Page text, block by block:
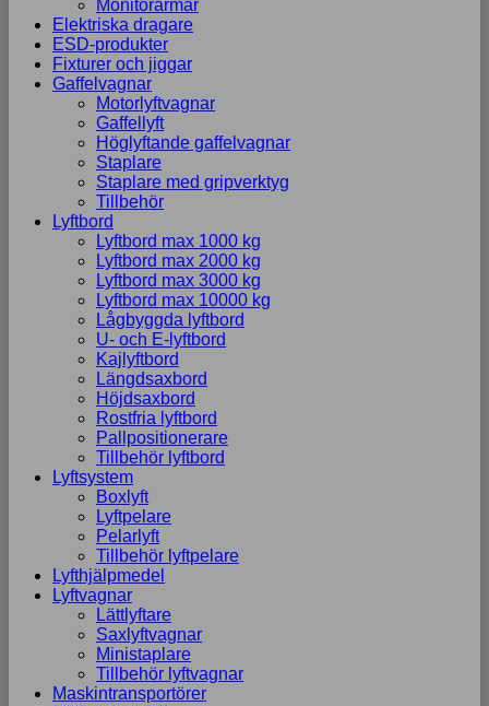
Monitorarmar
Elektriska dragare
ESD-produkter
Fixturer och jiggar
Gaffelvagnar
Motorlyftvagnar
Gaffellyft
Höglyftande gaffelvagnar
Staplare
Staplare med gripverktyg
Tillbehör
Lyftbord
Lyftbord max 1000 kg
Lyftbord max 2000 kg
Lyftbord max 3000 kg
Lyftbord max 10000 kg
Lågbyggda lyftbord
U- och E-lyftbord
Kajlyftbord
Längdsaxbord
Höjdsaxbord
Rostfria lyftbord
Pallpositionerare
Tillbehör lyftbord
Lyftsystem
Boxlyft
Lyftpelare
Pelarlyft
Tillbehör lyftpelare
Lyfthjälpmedel
Lyftvagnar
Lättlyftare
Saxlyftvagnar
Ministaplare
Tillbehör lyftvagnar
Maskintransportörer